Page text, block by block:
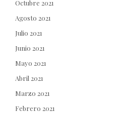
Octubre 2021
Agosto 2021
Julio 2021
Junio 2021
Mayo 2021
Abril 2021
Marzo 2021
Febrero 2021